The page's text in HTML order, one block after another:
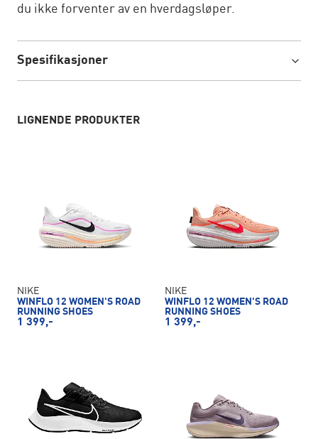
du ikke forventer av en hverdagsløper.
Spesifikasjoner
LIGNENDE PRODUKTER
NIKE
WINFLO 12 WOMEN'S ROAD
RUNNING SHOES
1 399,-
NIKE
WINFLO 12 WOMEN'S ROAD
RUNNING SHOES
1 399,-